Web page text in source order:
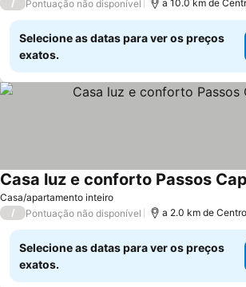
/ Pontuação não disponível a 10.0 km de
Selecione as datas para ver os preços
exatos.
Casa/apartamento inteiro
Casa luz e conforto Passos
/ Pontuação não disponível a 2.0 km de
Selecione as datas para ver os preços
exatos.